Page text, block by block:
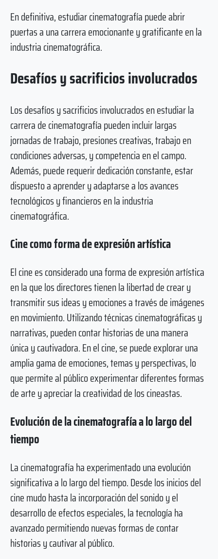
En definitiva, estudiar cinematografía puede abrir
puertas a una carrera emocionante y gratificante en la
industria cinematográfica.
Desafíos y sacrificios involucrados
Los desafíos y sacrificios involucrados en estudiar la
carrera de cinematografía pueden incluir largas
jornadas de trabajo, presiones creativas, trabajo en
condiciones adversas, y competencia en el campo.
Además, puede requerir dedicación constante, estar
dispuesto a aprender y adaptarse a los avances
tecnológicos y financieros en la industria
cinematográfica.
Cine como forma de expresión artística
El cine es considerado una forma de expresión artística
en la que los directores tienen la libertad de crear y
transmitir sus ideas y emociones a través de imágenes
en movimiento. Utilizando técnicas cinematográficas y
narrativas, pueden contar historias de una manera
única y cautivadora. En el cine, se puede explorar una
amplia gama de emociones, temas y perspectivas, lo
que permite al público experimentar diferentes formas
de arte y apreciar la creatividad de los cineastas.
Evolución de la cinematografía a lo largo del
tiempo
La cinematografía ha experimentado una evolución
significativa a lo largo del tiempo. Desde los inicios del
cine mudo hasta la incorporación del sonido y el
desarrollo de efectos especiales, la tecnología ha
avanzado permitiendo nuevas formas de contar
historias y cautivar al público.